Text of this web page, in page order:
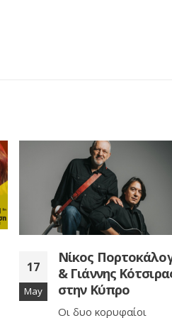
21
Apr
O Κωστής
Live στο Σκαλί
Αγλαντζιάς
Ο Κωστής Μαραβέγιας,